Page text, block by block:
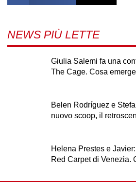
NEWS PIÙ LETTE
Giulia Salemi fa una
The Cage. Cosa emerge
Belen Rodríguez e
nuovo scoop, il
Helena Prestes e
Red Carpet di Venezia.